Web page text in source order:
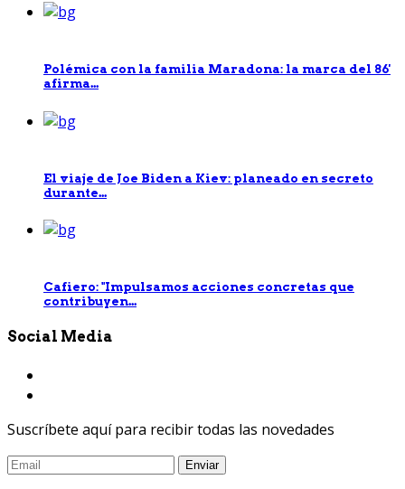
Polémica con la familia Maradona: la marca del 86'
afirma...
El viaje de Joe Biden a Kiev: planeado en secreto
durante...
Cafiero: "Impulsamos acciones concretas que
contribuyen...
Social Media
Suscríbete aquí para recibir todas las novedades